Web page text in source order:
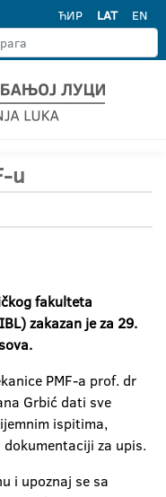
ЋИР LAT EN
u
fakulteta
zakazan je za 29.
PMF-a prof. dr
Grbić dati sve
ispitima,
za upis.
i upoznaj se sa